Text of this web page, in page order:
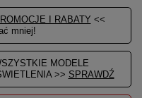
I RABATY <<
mniej!
MODELE
>> SPRAWDŹ